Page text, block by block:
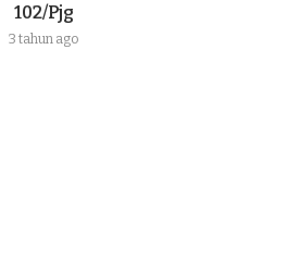
102/Pjg
3 tahun ago